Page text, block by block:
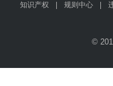
知识产权
规则中心
©